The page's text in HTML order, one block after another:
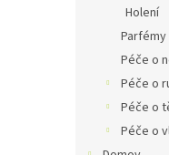
Holení
Parfémy
Péče o
Péče o
Péče o
Péče o